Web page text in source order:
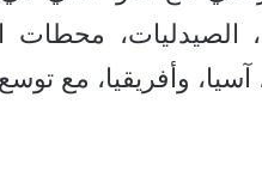
محطات
وأفريقيا، مع